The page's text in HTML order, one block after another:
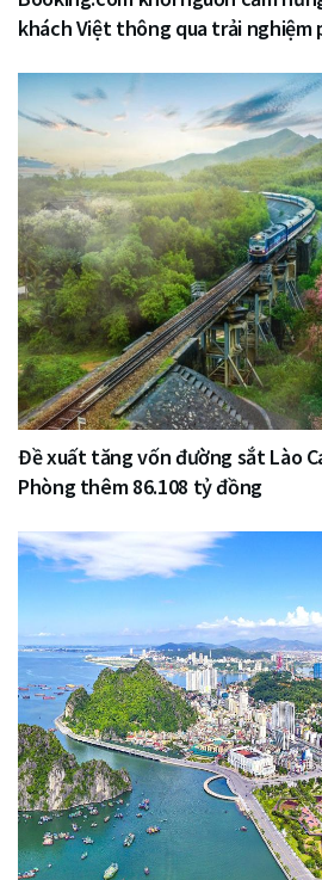
khách Việt thông qua trải nghiệm
Đề xuất tăng vốn đường sắt Lào
Phòng thêm 86.108 tỷ đồng